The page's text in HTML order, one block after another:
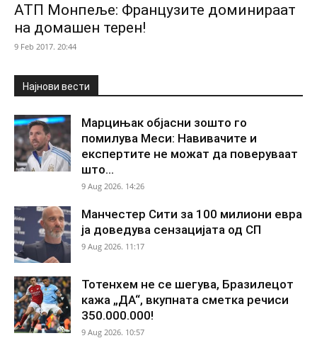
АТП Монпеље: Французите доминираат
на домашен терен!
9 Feb 2017. 20:44
Најнови вести
Марцињак објасни зошто го
помилува Меси: Навивачите и
експертите не можат да поверуваат
што...
9 Aug 2026. 14:26
Манчестер Сити за 100 милиони евра
ја доведува сензацијата од СП
9 Aug 2026. 11:17
Тотенхем не се шегува, Бразилецот
кажа „ДА“, вкупната сметка речиси
350.000.000!
9 Aug 2026. 10:57